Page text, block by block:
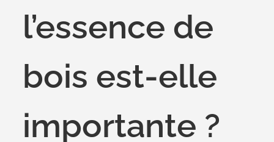
l’essence de
bois est-elle
importante ?